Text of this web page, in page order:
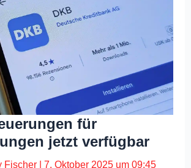
für
jetzt verfügbar
Fischer |7. Oktober 2025 um 09:45